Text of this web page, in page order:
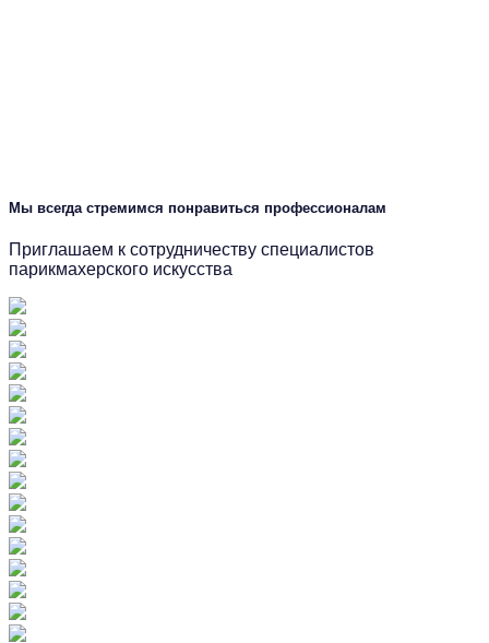
Мы всегда стремимся понравиться профессионалам
Приглашаем к сотрудничеству специалистов
парикмахерского искусства